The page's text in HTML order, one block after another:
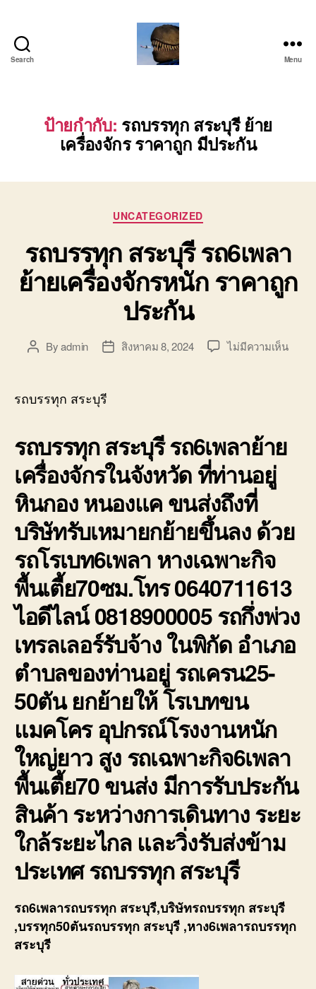
Search
เบท
เฉพาะ
กิจ
ย้าย
ติดต่อ
โทร
0818900005
Menu
ป้ายกำกับ: รถบรรทุก สระบุรี ย้าย
เครื่องจักร ราคาถูก มีประกัน
Categories
UNCATEGORIZED
รถบรรทุก สระบุรี รถ6เพลา
ย้ายเครื่องจักรหนัก ราคาถูก
ประกัน
PostByadmin
Postสิงหาคม 8, 2024 ไม่มีความเห็นบน
รถบรรทุก สระบุรี
รถบรรทุก สระบุรี รถ6เพลาย้าย
เครื่องจักรในจังหวัด ที่ท่านอยู่
หินกอง หนองแค ขนส่งถึงที่
บริษัทรับเหมายกย้ายขึ้นลง ด้วย
รถโรเบท6เพลา หางเฉพาะกิจ
พื้นเตี้ย70ซม.โทร 0640711613
ไอดีไลน์ 0818900005 รถกึ่งพ่วง
เทรลเลอร์รับจ้าง ในพิกัด อำเภอ
ตำบลของท่านอยู่ รถเครน25-
50ตัน ยกย้ายให้ โรเบทขน
แมคโคร อุปกรณ์โรงงานหนัก
ใหญ่ยาว สูง รถเฉพาะกิจ6เพลา
พื้นเตี้ย70 ขนส่ง มีการรับประกัน
สินค้า ระหว่างการเดินทาง ระยะ
ใกล้ระยะไกล และวิ่งรับส่งข้าม
ประเทศ รถบรรทุก สระบุรี
รถ6เพลารถบรรทุก สระบุรี,บริษัทรถบรรทุก สระบุรี
,บรรทุก50ตันรถบรรทุก สระบุรี ,หาง6เพลารถบรรทุก
สระบุรี